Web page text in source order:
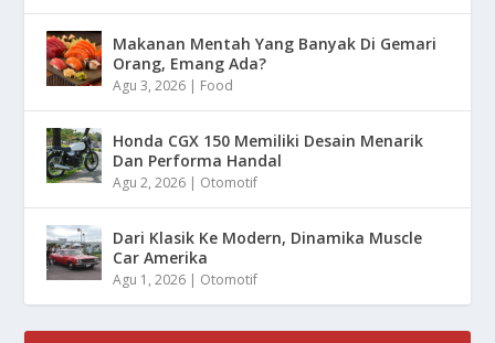
Makanan Mentah Yang Banyak Di Gemari
Orang, Emang Ada?
Agu 3, 2026 | Food
Honda CGX 150 Memiliki Desain Menarik
Dan Performa Handal
Agu 2, 2026 | Otomotif
Dari Klasik Ke Modern, Dinamika Muscle
Car Amerika
Agu 1, 2026 | Otomotif